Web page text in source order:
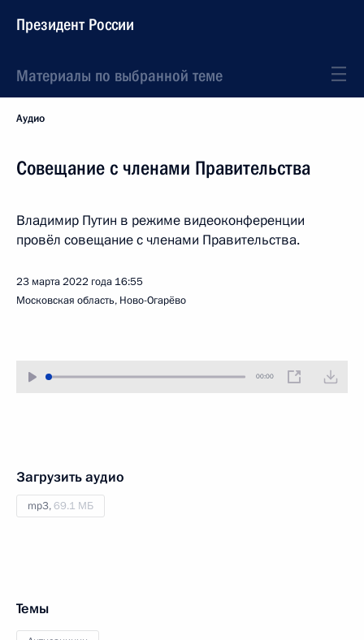
Президент России
Материалы по выбранной теме
Аудио
Совещание с членами Правительства
Владимир Путин в режиме видеоконференции
провёл совещание с членами Правительства.
23 марта 2022 года 16:55
Московская область, Ново-Огарёво
00:00
Загрузить аудио
mp3,69.1 МБ
Темы